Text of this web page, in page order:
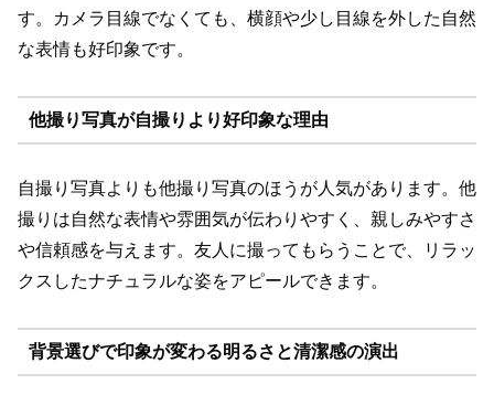
す。カメラ目線でなくても、横顔や少し目線を外した自然
な表情も好印象です。
他撮り写真が自撮りより好印象な理由
自撮り写真よりも他撮り写真のほうが人気があります。他
撮りは自然な表情や雰囲気が伝わりやすく、親しみやすさ
や信頼感を与えます。友人に撮ってもらうことで、リラッ
クスしたナチュラルな姿をアピールできます。
背景選びで印象が変わる明るさと清潔感の演出